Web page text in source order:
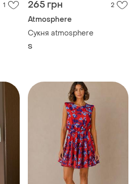
1 265 грн 2
Atmosphere
Сукня atmosphere
S